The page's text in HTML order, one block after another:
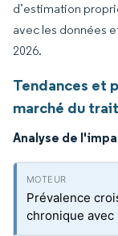
d’estimation
avec les données
2026.
Tendances et
marché du
Analyse de
Prévalence
chronique avec